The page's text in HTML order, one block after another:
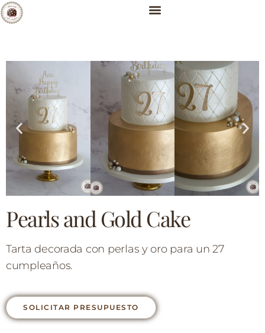
Pearls and Gold Cake
Tarta decorada con perlas y oro para un 27
cumpleaños.
SOLICITAR PRESUPUESTO